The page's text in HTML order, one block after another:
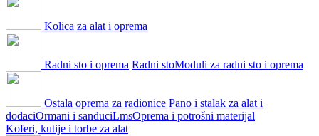
Kolica za alat i oprema
Radni sto i oprema Radni stoModuli za radni sto i oprema
Ostala oprema za radionice Pano i stalak za alat i
dodaciOrmani i sanduciLmsOprema i potrošni materijal
Koferi, kutije i torbe za alat